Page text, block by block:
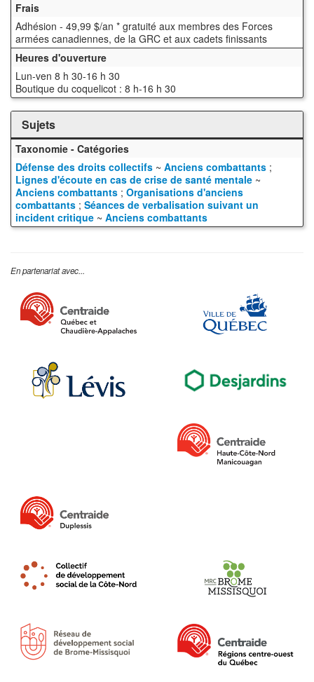
Frais
Adhésion - 49,99 $/an * gratuité aux membres des Forces
armées canadiennes, de la GRC et aux cadets finissants
Heures d'ouverture
Lun-ven 8 h 30-16 h 30
Boutique du coquelicot : 8 h-16 h 30
Sujets
Taxonomie - Catégories
Défense des droits collectifs ~ Anciens combattants ;
Lignes d'écoute en cas de crise de santé mentale ~
Anciens combattants ; Organisations d'anciens
combattants ; Séances de verbalisation suivant un
incident critique ~ Anciens combattants
En partenariat avec...